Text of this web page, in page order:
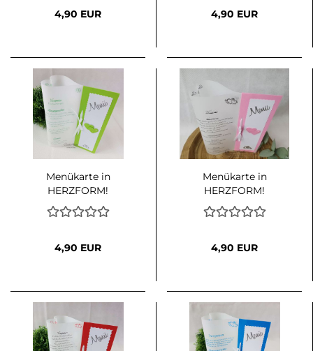
4,90 EUR 4,90 EUR
Menükarte in
HERZFORM!
Traumlicht in Maigrün-
Weiß
4,90 EUR
Menükarte in
HERZFORM!
Traumlicht in Rosa-
Weiß
4,90 EUR